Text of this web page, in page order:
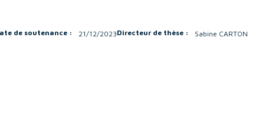
de soutenance : 21/12/2023Directeur de thèse : Sabine CARTON